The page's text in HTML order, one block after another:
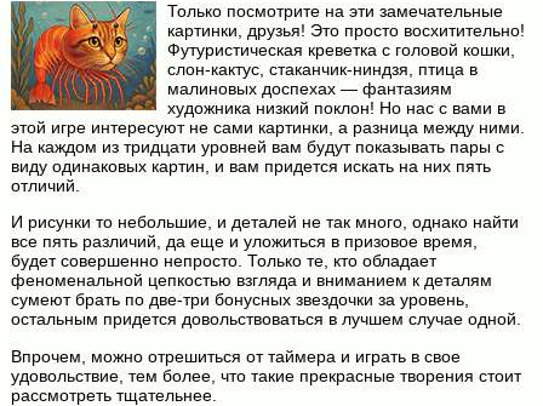
Только посмотрите на эти замечательные
картинки, друзья! Это просто восхитительно!
Футуристическая креветка с головой кошки,
слон-кактус, стаканчик-ниндзя, птица в
малиновых доспехах — фантазиям
художника низкий поклон! Но нас с вами в
этой игре интересуют не сами картинки, а разница между ними.
На каждом из тридцати уровней вам будут показывать пары с
виду одинаковых картин, и вам придется искать на них пять
отличий.
И рисунки то небольшие, и деталей не так много, однако найти
все пять различий, да еще и уложиться в призовое время,
будет совершенно непросто. Только те, кто обладает
феноменальной цепкостью взгляда и вниманием к деталям
сумеют брать по две-три бонусных звездочки за уровень,
остальным придется довольствоваться в лучшем случае одной.
Впрочем, можно отрешиться от таймера и играть в свое
удовольствие, тем более, что такие прекрасные творения стоит
рассмотреть тщательнее.